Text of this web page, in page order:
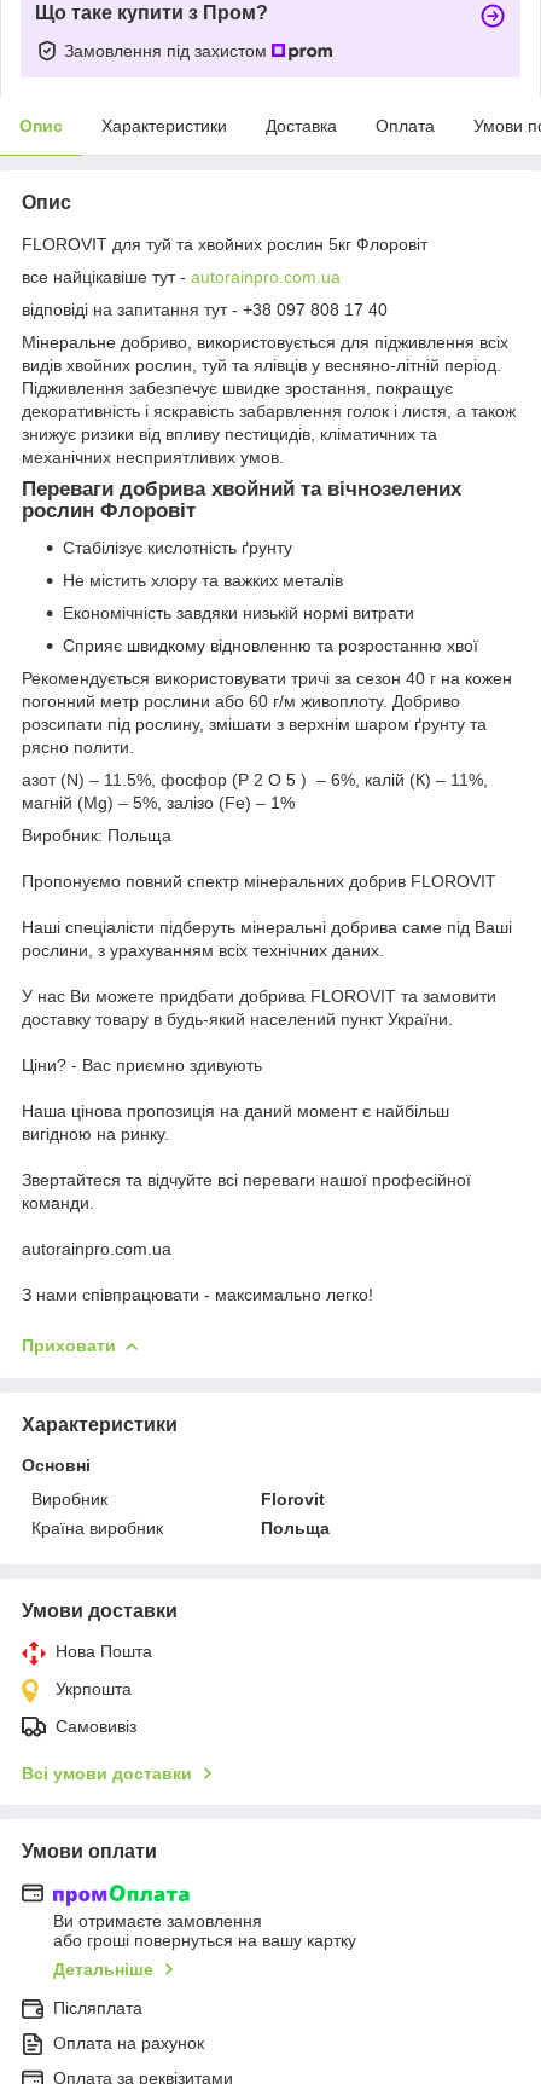
Що таке купити з Пром?
Замовлення під захистом
Опис Характеристики Доставка Оплата Умови
Опис
FLOROVIT для туй та хвойних рослин 5кг Флоровіт
все найцікавіше тут - autorainpro.com.ua
відповіді на запитання тут - +38 097 808 17 40
Мінеральне добриво, використовується для підживлення всіх
видів хвойних рослин, туй та ялівців у весняно-літній період.
Підживлення забезпечує швидке зростання, покращує
декоративність і яскравість забарвлення голок і листя, а також
знижує ризики від впливу пестицидів, кліматичних та
механічних несприятливих умов.
Переваги добрива хвойний та вічнозелених
рослин Флоровіт
Стабілізує кислотність ґрунту
Не містить хлору та важких металів
Економічність завдяки низькій нормі витрати
Сприяє швидкому відновленню та розростанню хвої
Рекомендується використовувати тричі за сезон 40 г на кожен
погонний метр рослини або 60 г/м живоплоту. Добриво
розсипати під рослину, змішати з верхнім шаром ґрунту та
рясно полити.
азот (N) – 11.5%, фосфор (P 2 O 5 ) – 6%, калій (К) – 11%,
магній (Mg) – 5%, залізо (Fe) – 1%
Виробник: Польща
Пропонуємо повний спектр мінеральних добрив FLOROVIT
Наші спеціалісти підберуть мінеральні добрива саме під Ваші
рослини, з урахуванням всіх технічних даних.
У наc Ви можете придбати добрива FLOROVIT та замовити
доставку товару в будь-який населений пункт України.
Ціни? - Вас приємно здивують
Наша цінова пропозиція на даний момент є найбільш
вигідною на ринку.
Звертайтеся та відчуйте всі переваги нашої професійної
команди.
autorainpro.com.ua
З нами співпрацювати - максимально легко!
Приховати
Характеристики
Основні
Виробник
Florovit
Країна виробник
Польща
Умови доставки
Нова Пошта
Укрпошта
Самовивіз
Всі умови доставки
Умови оплати
Ви отримаєте замовлення
або гроші повернуться на вашу картку
Детальніше
Післяплата
Оплата на рахунок
Оплата за реквізитами